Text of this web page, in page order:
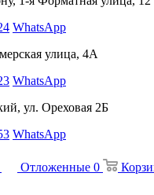
WhatsApp
улица, 4А
WhatsApp
ул. Ореховая 2Б
WhatsApp
Отложенные 0